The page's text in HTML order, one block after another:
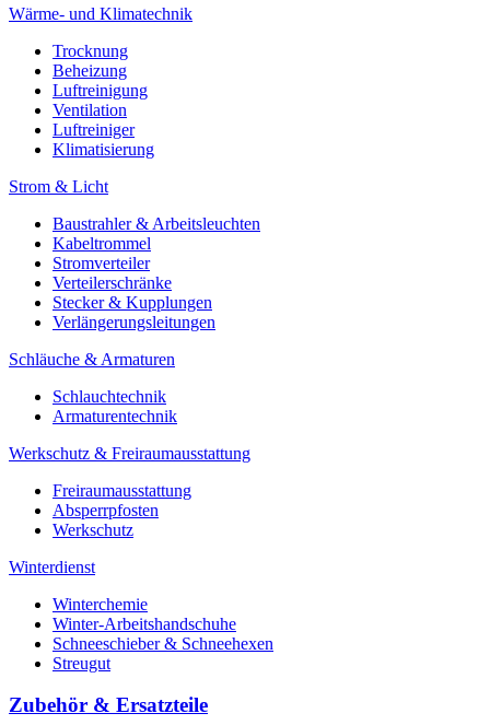
Wärme- und Klimatechnik
Trocknung
Beheizung
Luftreinigung
Ventilation
Luftreiniger
Klimatisierung
Strom & Licht
Baustrahler & Arbeitsleuchten
Kabeltrommel
Stromverteiler
Verteilerschränke
Stecker & Kupplungen
Verlängerungs­leitungen
Schläuche & Armaturen
Schlauchtechnik
Armaturentechnik
Werkschutz & Freiraumausstattung
Freiraumausstattung
Absperrpfosten
Werkschutz
Winterdienst
Winterchemie
Winter-Arbeitshandschuhe
Schneeschieber & Schneehexen
Streugut
Zubehör & Ersatzteile